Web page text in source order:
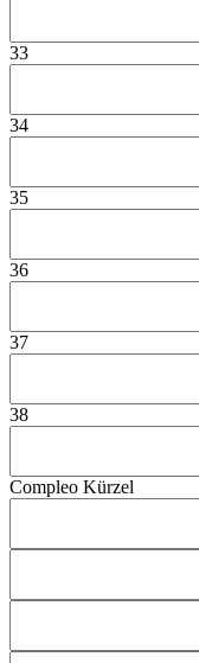
33
34
35
36
37
38
Compleo Kürzel